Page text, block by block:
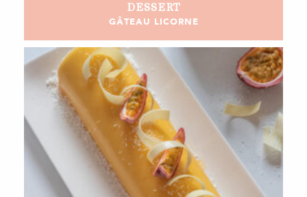
DESSERT
GÂTEAU LICORNE